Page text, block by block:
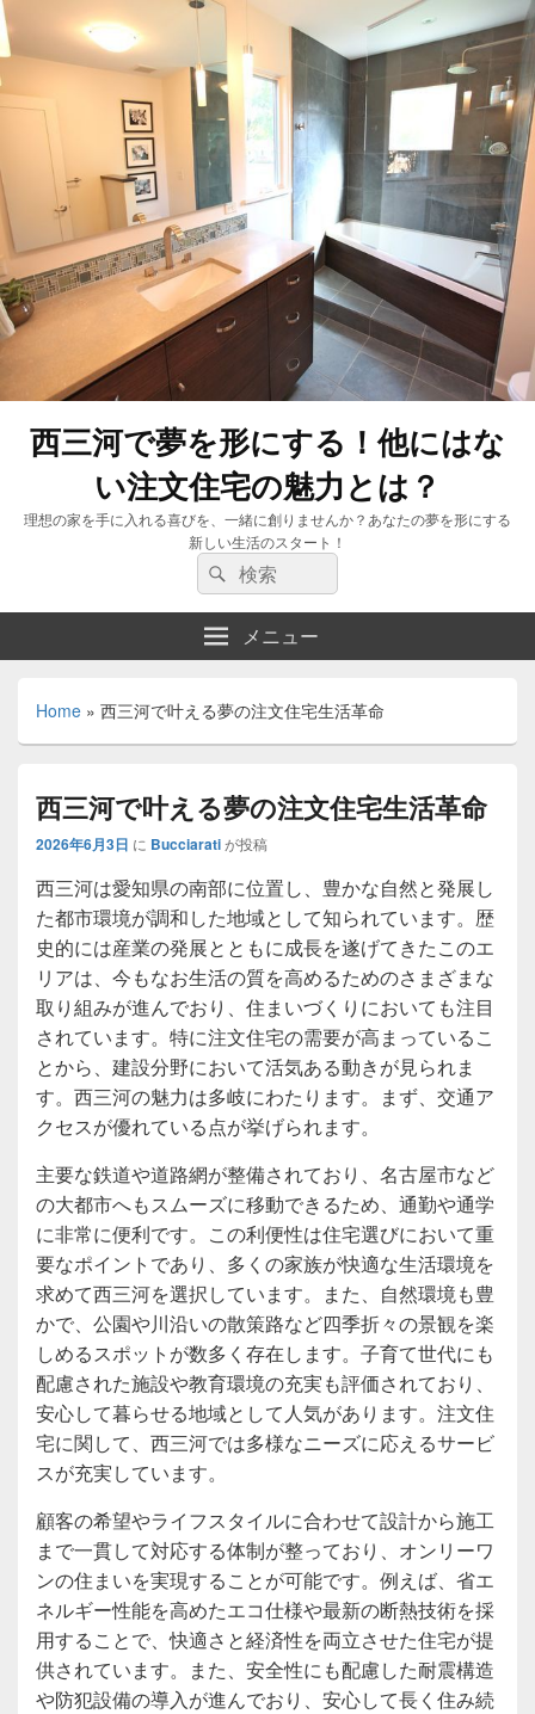
西三河で夢を形にする！他にはな
い注文住宅の魅力とは？
理想の家を手に入れる喜びを、一緒に創りませんか？あなたの夢を形にする
新しい生活のスタート！
検
索:
検
索
メニュー
Home » 西三河で叶える夢の注文住宅生活革命
西三河で叶える夢の注文住宅生活革命
2026年6月3日 に Bucciaratiが投稿
西三河は愛知県の南部に位置し、豊かな自然と発展し
た都市環境が調和した地域として知られています。 歴
史的には産業の発展とともに成長を遂げてきたこのエ
リアは、今もなお生活の質を高めるためのさまざまな
取り組みが進んでおり、住まいづくりにおいても注目
されています。特に注文住宅の需要が高まっているこ
とから、建設分野において活気ある動きが見られま
す。西三河の魅力は多岐にわたります。まず、交通ア
クセスが優れている点が挙げられます。
主要な鉄道や道路網が整備されており、名古屋市など
の大都市へもスムーズに移動できるため、通勤や通学
に非常に便利です。この利便性は住宅選びにおいて重
要なポイントであり、多くの家族が快適な生活環境を
求めて西三河を選択しています。また、自然環境も豊
かで、公園や川沿いの散策路など四季折々の景観を楽
しめるスポットが数多く存在します。子育て世代にも
配慮された施設や教育環境の充実も評価されており、
安心して暮らせる地域として人気があります。注文住
宅に関して、西三河では多様なニーズに応えるサービ
スが充実しています。
顧客の希望やライフスタイルに合わせて設計から施工
まで一貫して対応する体制が整っており、オンリーワ
ンの住まいを実現することが可能です。例えば、省エ
ネルギー性能を高めたエコ仕様や最新の断熱技術を採
用することで、快適さと経済性を両立させた住宅が提
供されています。また、安全性にも配慮した耐震構造
や防犯設備の導入が進んでおり、安心して長く住み続